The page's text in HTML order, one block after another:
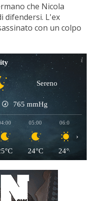
che Nicola
difendersi. L'ex
con un colpo
Sereno
765 mmHg
05:00
24°C
06:00
24°C
›